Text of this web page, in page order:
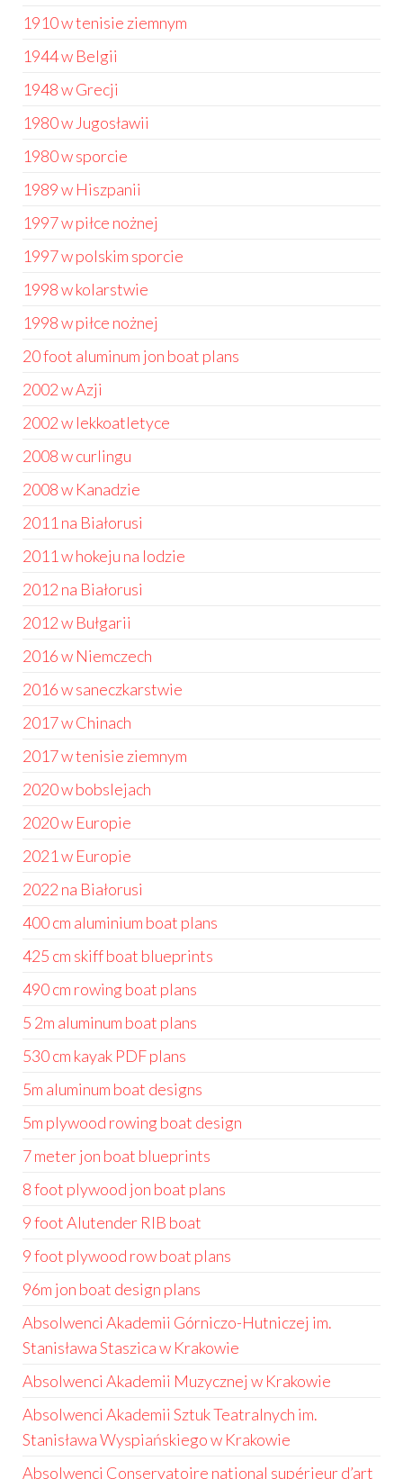
1910 w tenisie ziemnym
1944 w Belgii
1948 w Grecji
1980 w Jugosławii
1980 w sporcie
1989 w Hiszpanii
1997 w piłce nożnej
1997 w polskim sporcie
1998 w kolarstwie
1998 w piłce nożnej
20 foot aluminum jon boat plans
2002 w Azji
2002 w lekkoatletyce
2008 w curlingu
2008 w Kanadzie
2011 na Białorusi
2011 w hokeju na lodzie
2012 na Białorusi
2012 w Bułgarii
2016 w Niemczech
2016 w saneczkarstwie
2017 w Chinach
2017 w tenisie ziemnym
2020 w bobslejach
2020 w Europie
2021 w Europie
2022 na Białorusi
400 cm aluminium boat plans
425 cm skiff boat blueprints
490 cm rowing boat plans
5 2m aluminum boat plans
530 cm kayak PDF plans
5m aluminum boat designs
5m plywood rowing boat design
7 meter jon boat blueprints
8 foot plywood jon boat plans
9 foot Alutender RIB boat
9 foot plywood row boat plans
96m jon boat design plans
Absolwenci Akademii Górniczo-Hutniczej im.
Stanisława Staszica w Krakowie
Absolwenci Akademii Muzycznej w Krakowie
Absolwenci Akademii Sztuk Teatralnych im.
Stanisława Wyspiańskiego w Krakowie
Absolwenci Conservatoire national supérieur d’art